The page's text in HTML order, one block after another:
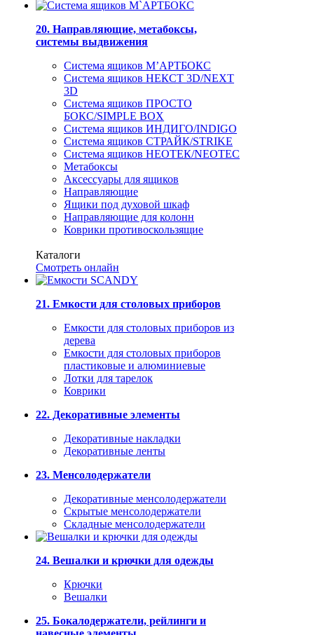
20. Направляющие, метабоксы,
системы выдвижения
Система ящиков М’АРТБОКС
Система ящиков НЕКСТ 3D/NEXT
3D
Система ящиков ПРОСТО
БОКС/SIMPLE BOX
Система ящиков ИНДИГО/INDIGO
Система ящиков СТРАЙК/STRIKE
Система ящиков НЕОТЕК/NEOTEC
Метабоксы
Аксессуары для ящиков
Направляющие
Ящики под духовой шкаф
Направляющие для колонн
Коврики противоскользящие
Каталоги
Смотреть онлайн
21. Емкости для столовых приборов
Емкости для столовых приборов из
дерева
Емкости для столовых приборов
пластиковые и алюминиевые
Лотки для тарелок
Коврики
22. Декоративные элементы
Декоративные накладки
Декоративные ленты
23. Менсолодержатели
Декоративные менсолодержатели
Скрытые менсолодержатели
Складные менсолодержатели
24. Вешалки и крючки для одежды
Крючки
Вешалки
25. Бокалодержатели, рейлинги и